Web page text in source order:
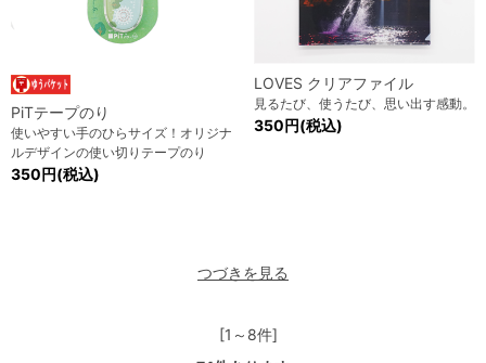
PiTテープのり
使いやすい手のひらサイズ！オリジナ
ルデザインの使い切りテープのり
350円(税込)
LOVES クリアファイル
見るたび、使うたび、思い出す感動。
350円(税込)
つづきを見る
[1～8件]